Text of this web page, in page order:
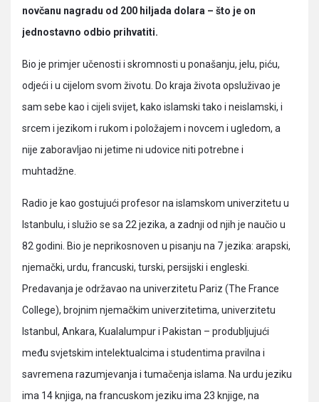
novčanu nagradu od 200 hiljada dolara – što je on
jednostavno odbio prihvatiti.
Bio je primjer učenosti i skromnosti u ponašanju, jelu, piću,
odjeći i u cijelom svom životu. Do kraja života opsluživao je
sam sebe kao i cijeli svijet, kako islamski tako i neislamski, i
srcem i jezikom i rukom i položajem i novcem i ugledom, a
nije zaboravljao ni jetime ni udovice niti potrebne i
muhtadžne.
Radio je kao gostujući profesor na islamskom univerzitetu u
Istanbulu, i služio se sa 22 jezika, a zadnji od njih je naučio u
82 godini. Bio je neprikosnoven u pisanju na 7 jezika: arapski,
njemački, urdu, francuski, turski, persijski i engleski.
Predavanja je održavao na univerzitetu Pariz (The France
College), brojnim njemačkim univerzitetima, univerzitetu
Istanbul, Ankara, Kualalumpur i Pakistan – produbljujući
među svjetskim intelektualcima i studentima pravilna i
savremena razumjevanja i tumačenja islama. Na urdu jeziku
ima 14 knjiga, na francuskom jeziku ima 23 knjige, na